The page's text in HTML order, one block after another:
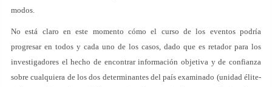
modos.
No está claro en este momento cómo el curso de los eventos podría
progresar en todos y cada uno de los casos, dado que es retador para los
investigadores el hecho de encontrar información objetiva y de confianza
sobre cualquiera de los dos determinantes del país examinado (unidad élite-